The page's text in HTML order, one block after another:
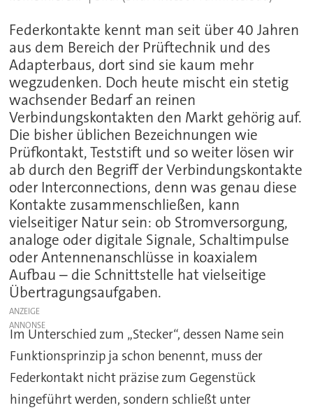
Federkontakte kennt man seit über 40 Jahren
aus dem Bereich der Prüftechnik und des
Adapterbaus, dort sind sie kaum mehr
wegzudenken. Doch heute mischt ein stetig
wachsender Bedarf an reinen
Verbindungskontakten den Markt gehörig auf.
Die bisher üblichen Bezeichnungen wie
Prüfkontakt, Teststift und so weiter lösen wir
ab durch den Begriff der Verbindungskontakte
oder Interconnections, denn was genau diese
Kontakte zusammenschließen, kann
vielseitiger Natur sein: ob Stromversorgung,
analoge oder digitale Signale, Schaltimpulse
oder Antennenanschlüsse in koaxialem
Aufbau – die Schnittstelle hat vielseitige
Übertragungsaufgaben.
ANZEIGE
Im Unterschied zum „Stecker“, dessen Name sein
Funktionsprinzip ja schon benennt, muss der
Federkontakt nicht präzise zum Gegenstück
hingeführt werden, sondern schließt unter